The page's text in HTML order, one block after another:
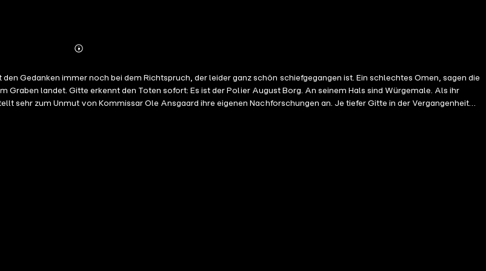
Mehr
Gedanken immer noch bei dem Richtspruch, der leider ganz schön schiefgegangen ist. Ein schlechtes Omen, sagen die
landet. Gitte erkennt den Toten sofort: Es ist der Polier August Borg. An seinem Hals sind Würgemale. Als ihr
sehr zum Unmut von Kommissar Ole Ansgaard ihre eigenen Nachforschungen an. Je tiefer Gitte in der Vergangenheit